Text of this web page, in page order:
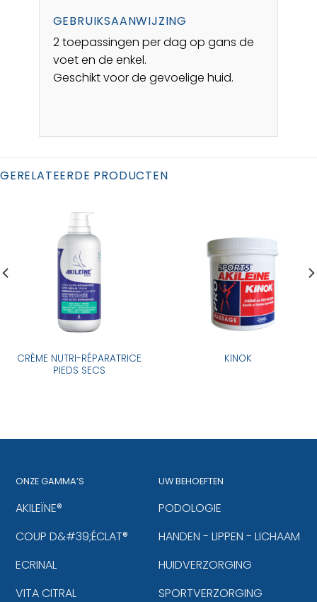
GEBRUIKSAANWIJZING
2 toepassingen per dag op gans de
voet en de enkel.
Geschikt voor de gevoelige huid.
GERELATEERDE PRODUCTEN
CRÈME NUTRI-RÉPARATRICE
PIEDS SECS
KINOK
ONZE GAMMA’S
AKILEÏNE®
COUP D&#39;ÉCLAT®
ECRINAL
VITA CITRAL
UW BEHOEFTEN
PODOLOGIE
HANDEN - LIPPEN - LICHAAM
HUIDVERZORGING
SPORTVERZORGING